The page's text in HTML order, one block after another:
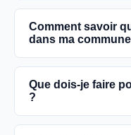
optique, plus
Vous pouvez
abonnement ADSL
conseillé de
possible pour une
Comment savoir
dans ma
Les dates précises
selon les
commune
Que dois-je faire
?